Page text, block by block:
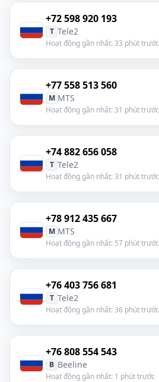
+72 598 920 193
T Tele2
Hoạt động gần nhất: 33 phút trước
+77 558 513 560
M MTS
Hoạt động gần nhất: 31 phút trước
+74 882 656 058
T Tele2
Hoạt động gần nhất: 31 phút trước
+78 912 435 667
M MTS
Hoạt động gần nhất: 57 phút trước
+76 403 756 681
T Tele2
Hoạt động gần nhất: 36 phút trước
+76 808 554 543
B Beeline
Hoạt động gần nhất: 1 phút trước